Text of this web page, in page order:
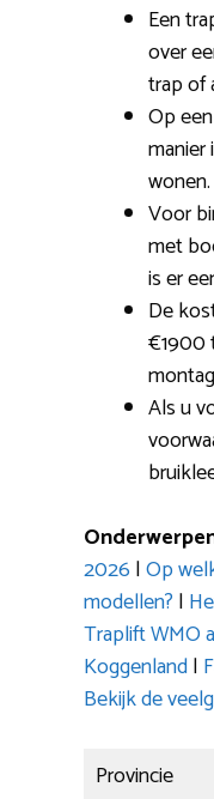
Een
over
trap of
Op
manier
wonen.
Voor
met
is er
De
€1900
Als u
2026 |Op
modellen? |
Traplift WMO
Koggenland|
Bekijk de
Provincie